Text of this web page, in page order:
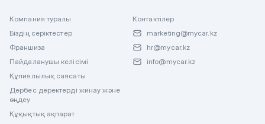
Компания туралы
Біздің серіктестер
Франшиза
Пайдаланушы келісімі
Құпиялылық саясаты
Дербес деректерді жинау және
өңдеу
Құқықтық ақпарат
Контактілер
marketing@mycar.kz
hr@mycar.kz
info@mycar.kz